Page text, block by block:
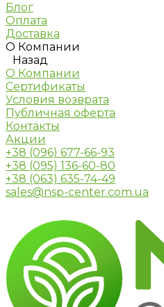
Блог
Оплата
Доставка
О Компании
Назад
О Компании
Сертификаты
Условия возврата
Публичная оферта
Контакты
Акции
+38 (096) 677-66-93
+38 (095) 136-60-80
+38 (063) 635-74-49
sales@nsp-center.com.ua